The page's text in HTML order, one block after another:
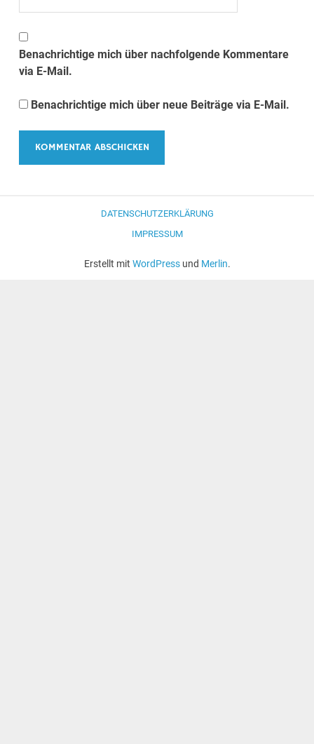
Benachrichtige mich über nachfolgende Kommentare
via E-Mail.
Benachrichtige mich über neue Beiträge via E-Mail.
DATENSCHUTZERKLÄRUNG
IMPRESSUM
Erstellt mit WordPressund Merlin.